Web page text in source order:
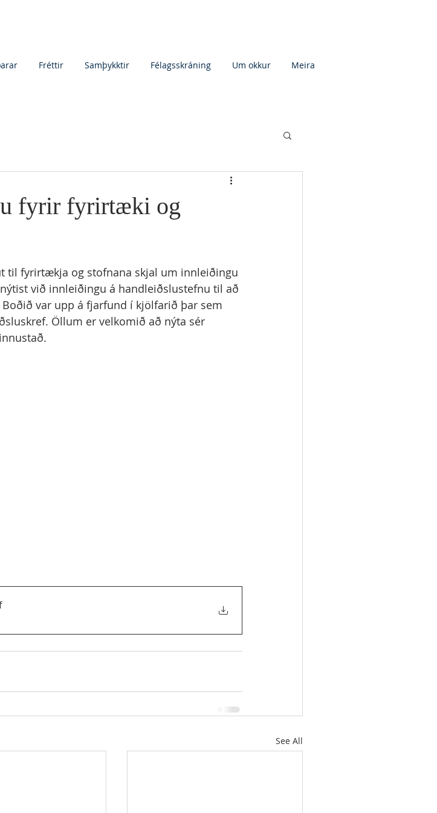
Fréttir Samþykktir Félagsskráning Um okkur Meira
fyrir fyrirtæki og
til fyrirtækja og stofnana skjal um innleiðingu
við innleiðingu á handleiðslustefnu til að
var upp á fjarfund í kjölfarið þar sem
Öllum er velkomið að nýta sér
See All